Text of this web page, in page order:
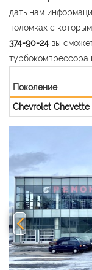
дать нам
поломках с
374-90-24 вы
турбокомпрессора
Поколение
Chevrolet Chevette